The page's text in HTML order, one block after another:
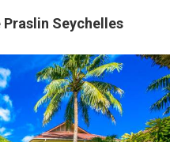
Praslin Seychelles